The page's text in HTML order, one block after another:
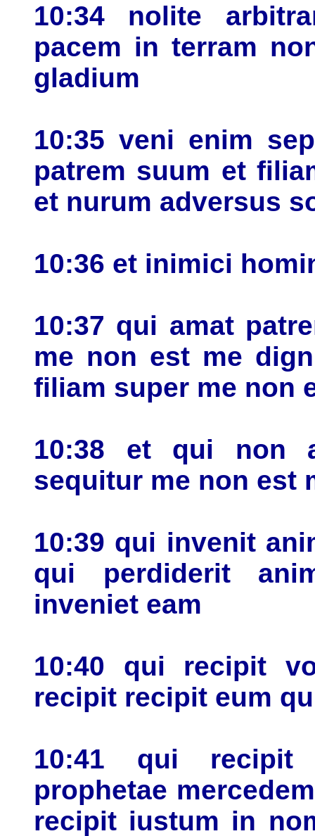
10:34 nolite
pacem in terram
gladium
10:35 veni enim
patrem suum et
et nurum adversus
10:36 et inimici
10:37 qui amat
me non est me
filiam super me non
10:38 et qui non
sequitur me non est
10:39 qui invenit
qui perdiderit
inveniet eam
10:40 qui recipit
recipit recipit eum
10:41 qui recipit
prophetae
recipit iustum in